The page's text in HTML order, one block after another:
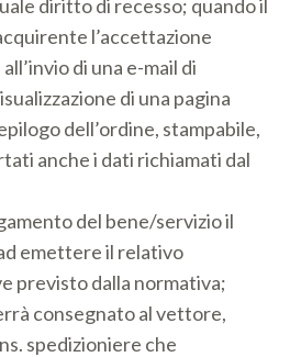
diritto di recesso; quando il
l’accettazione
di una e-mail di
di una pagina
dell’ordine, stampabile,
anche i dati richiamati dal
del bene/servizio il
emettere il relativo
previsto dalla normativa;
consegnato al vettore,
spedizioniere che